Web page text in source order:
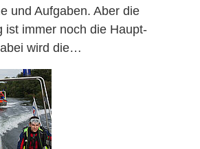
und Aufgaben. Aber die
ist immer noch die Haupt-
wird die…